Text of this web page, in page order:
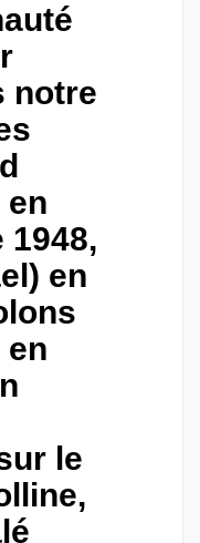
notre
en
1948,
en
le